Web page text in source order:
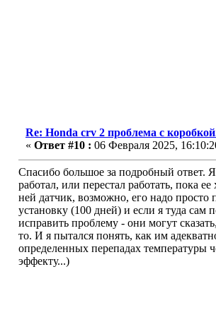
Re: Honda crv 2 проблема с
« Ответ #10 : 06 Февраля 2025,
Спасибо большое за подробный ответ.
работал, или перестал работать, пока
ней датчик, возможно, его надо просто
установку (100 дней) и если я туда сам
исправить проблему - они могут
то. И я пытался понять, как им
определенных перепадах температуры
эффекту...)